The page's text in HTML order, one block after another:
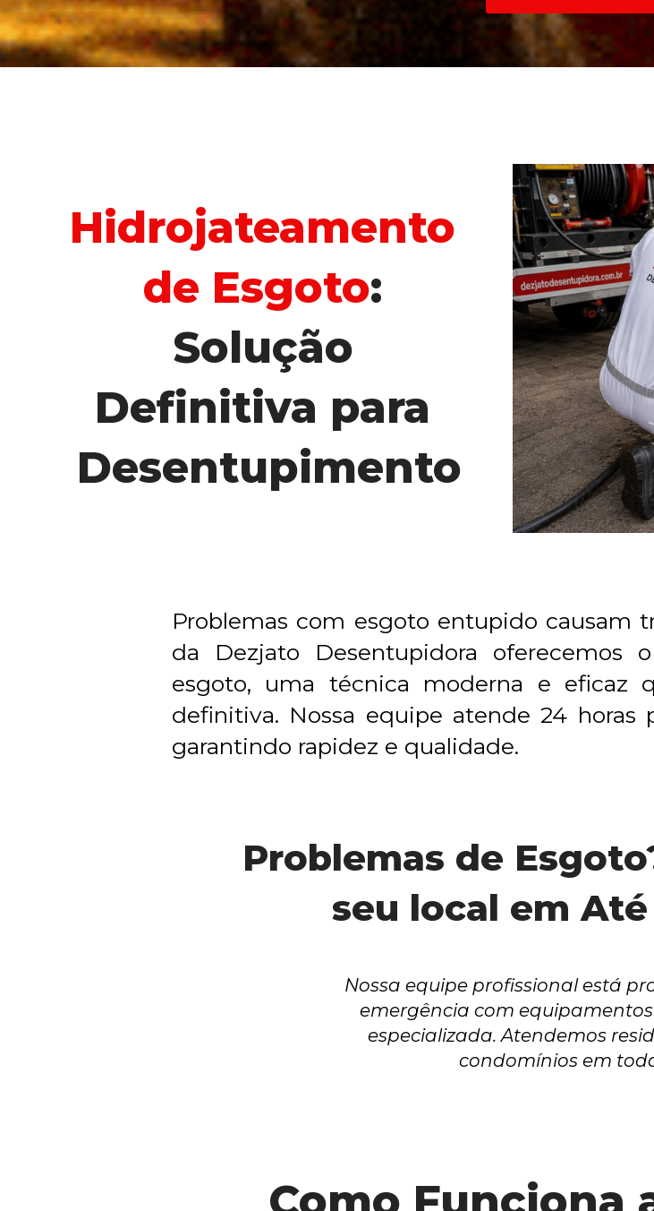
Hidrojateamento
de Esgoto:
Solução
Definitiva para
Desentupimento
Problemas com esgoto entupido causam
da Dezjato Desentupidora oferecemos
esgoto, uma técnica moderna e eficaz
definitiva. Nossa equipe atende 24 horas
garantindo rapidez e qualidade.
Problemas de
seu local em
Nossa equipe profissional está
emergência com
especializada. Atendemos
condomínios em